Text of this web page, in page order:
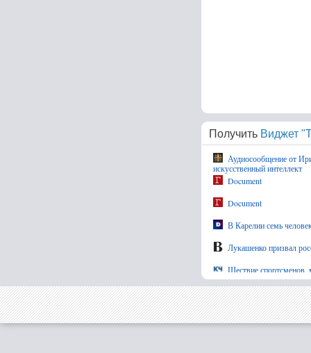
Получить Виджет
Аудиосообщение от
искусственный интеллект
Document
Document
В Карелии семь
Лукашенко призвал
Шествие спортсменов,
мероприятий на 8-9
Муж и жена
службы